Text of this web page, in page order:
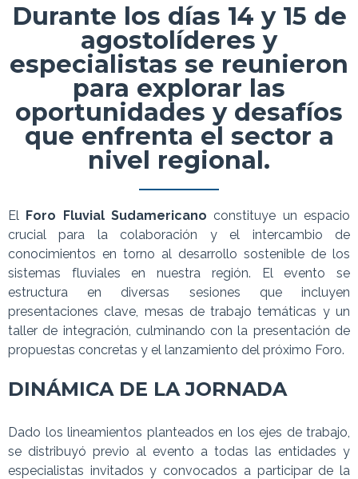
Durante los días 14 y 15 de
agostolíderes y
especialistas se reunieron
para explorar las
oportunidades y desafíos
que enfrenta el sector a
nivel regional.
El Foro Fluvial Sudamericano constituye un espacio
crucial para la colaboración y el intercambio de
conocimientos en torno al desarrollo sostenible de los
sistemas fluviales en nuestra región. El evento se
estructura en diversas sesiones que incluyen
presentaciones clave, mesas de trabajo temáticas y un
taller de integración, culminando con la presentación de
propuestas concretas y el lanzamiento del próximo Foro.
DINÁMICA DE LA JORNADA
Dado los lineamientos planteados en los ejes de trabajo,
se distribuyó previo al evento a todas las entidades y
especialistas invitados y convocados a participar de la